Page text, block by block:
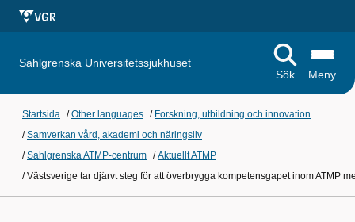
Sahlgrenska Universitetssjukhuset
Sök
Meny
Startsida /Other languages / Forskning, utbildning och innovation
/Samverkan vård, akademi och näringsliv
/Sahlgrenska ATMP-centrum /Aktuellt ATMP
/Västsverige tar djärvt steg för att överbrygga kompetensgapet inom ATMP